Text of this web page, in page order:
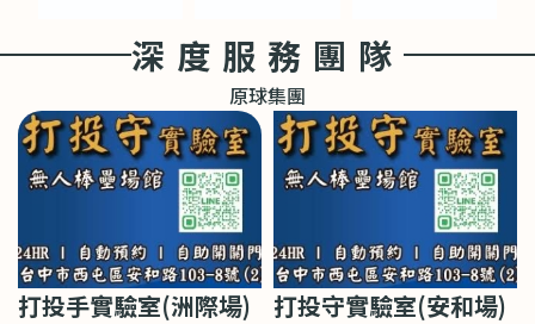
深度服務團隊
原球集團
打投手實驗室(洲際場) 打投守實驗室(安和場)